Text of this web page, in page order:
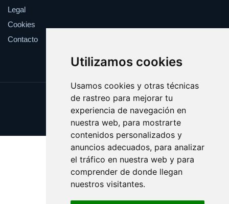
Utilizamos cookies
Usamos cookies y otras técnicas
de rastreo para mejorar tu
experiencia de navegación en
nuestra web, para mostrarte
contenidos personalizados y
anuncios adecuados, para analizar
el tráfico en nuestra web y para
comprender de donde llegan
nuestros visitantes.
Legal
Cookies
Contacto
Update cookies preferences
Copyright © 2025 whitehouse.es